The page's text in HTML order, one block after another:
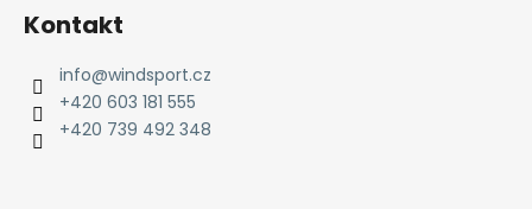
Kontakt
info@windsport.cz
+420 603 181 555
+420 739 492 348